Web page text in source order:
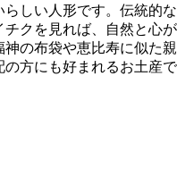
しい人形です。伝統的な
クを見れば、自然と心が
の布袋や恵比寿に似た親
の方にも好まれるお土産で